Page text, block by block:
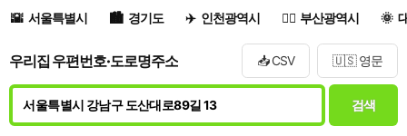
서울특별시 경기도 인천광역시 부산광역시
우리집 우편번호·도로명주소 📥 CSV 🇺🇸 영문
검색